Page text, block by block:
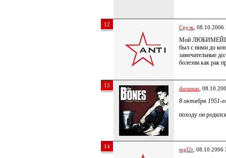
12 Сруль ,
Мой
был с ними до
замечательные
болезни как рак
13 durumar ,
8 октября 1951-
походу он
14 mgl2r , 08.10.2006